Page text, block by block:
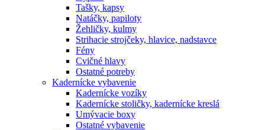
Tašky, kapsy
Natáčky, papiloty
Žehličky, kulmy
Strihacie strojčeky, hlavice, nadstavce
Fény
Cvičné hlavy
Ostatné potreby
Kadernícke vybavenie
Kadernícke vozíky
Kadernícke stoličky, kadernícke kreslá
Umývacie boxy
Ostatné vybavenie